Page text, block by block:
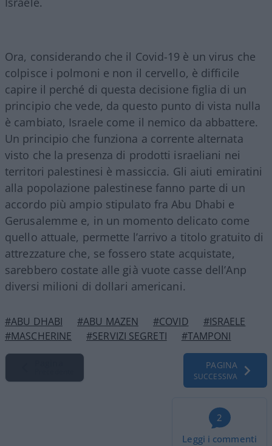
Ora, considerando che il Covid-19 è un virus che
colpisce i polmoni e non il cervello, è difficile
capire il perché di questa decisione figlia di un
principio che vede, da questo punto di vista nulla
è cambiato, Israele come il nemico da abbattere.
Un principio che funziona a corrente alternata
visto che la presenza di prodotti israeliani nei
territori palestinesi è massiccia. Gli aiuti emiratini
alla popolazione palestinese fanno parte di un
accordo più ampio stipulato fra Abu Dhabi e
Gerusalemme e, in un momento delicato come
quello attuale, permette l’arrivo a titolo gratuito di
attrezzature che, se fossero state acquistate,
sarebbero costate alle già vuote casse dell’Anp
diversi milioni di dollari americani.
#ABU DHABI #ABU MAZEN #COVID
#ISRAELE
#MASCHERINE
#SERVIZI SEGRETI #TAMPONI
PAGINA
SUCCESSIVA
2
Leggi i commenti